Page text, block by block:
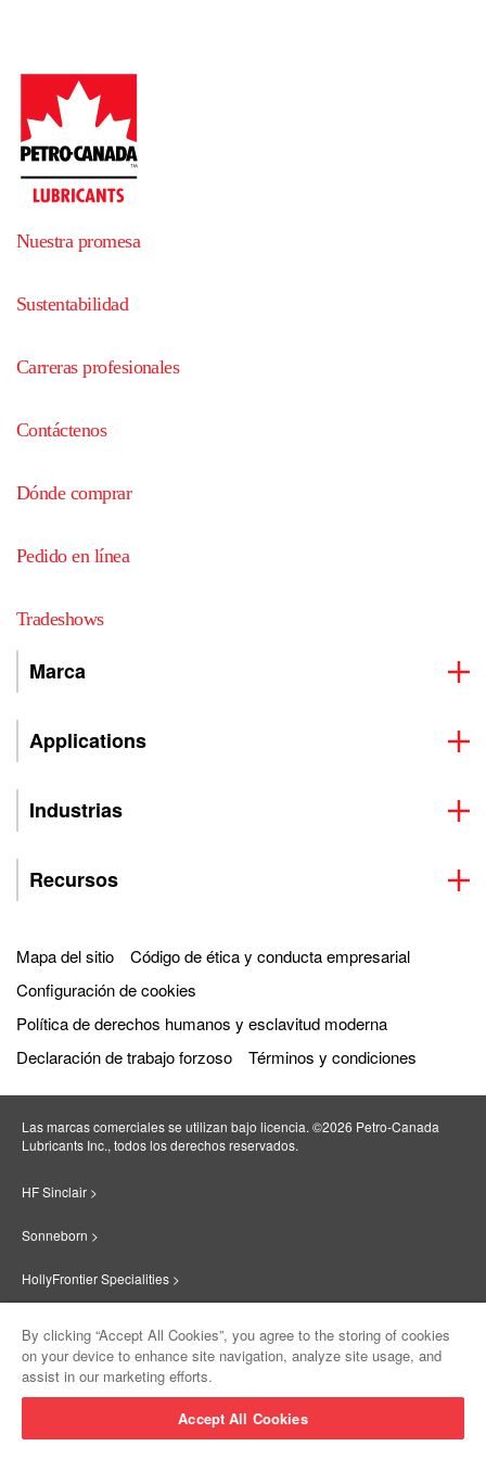
Nuestra promesa
Sustentabilidad
Carreras profesionales
Contáctenos
Dónde comprar
Pedido en línea
Tradeshows
Marca
Applications
Industrias
Recursos
Mapa del sitio
Código de ética y conducta empresarial
Configuración de cookies
Política de derechos humanos y esclavitud moderna
Declaración de trabajo forzoso
Términos y condiciones
Las marcas comerciales se utilizan bajo licencia. ©2026 Petro‐Canada
Lubricants Inc., todos los derechos reservados.
HF Sinclair >
Sonneborn >
HollyFrontier Specialities >
Suniso >
By clicking “Accept All Cookies”, you agree to the storing of cookies
on your device to enhance site navigation, analyze site usage, and
assist in our marketing efforts.
Accept All Cookies